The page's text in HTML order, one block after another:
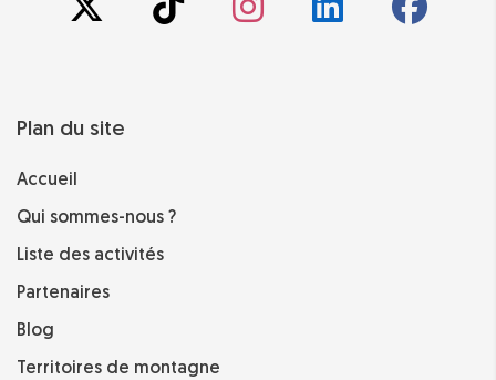
Plan du site
Accueil
Qui sommes-nous ?
Liste des activités
Partenaires
Blog
Territoires de montagne